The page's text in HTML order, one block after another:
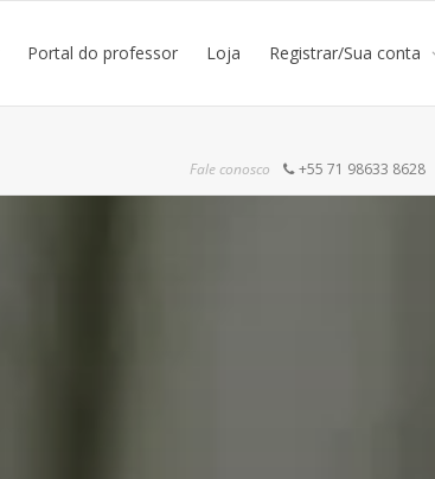
Portal do professor Loja Registrar/Sua conta
Fale conosco +55 71 98633 8628